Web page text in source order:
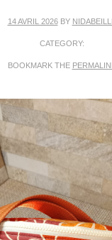
14 AVRIL 2026BY
CATEGORY:
BOOKMARK THE